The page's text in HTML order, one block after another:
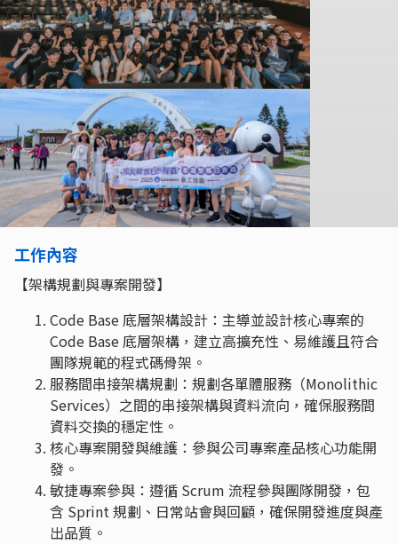
工作內容
【架構規劃與專案開發】
Code Base 底層架構設計：主導並設計核心專案的
Code Base 底層架構，建立高擴充性、易維護且符合
團隊規範的程式碼骨架。
服務間串接架構規劃：規劃各單體服務（Monolithic
Services）之間的串接架構與資料流向，確保服務間
資料交換的穩定性。
核心專案開發與維護：參與公司專案產品核心功能開
發。
敏捷專案參與：遵循 Scrum 流程參與團隊開發，包
含 Sprint 規劃、日常站會與回顧，確保開發進度與產
出品質。